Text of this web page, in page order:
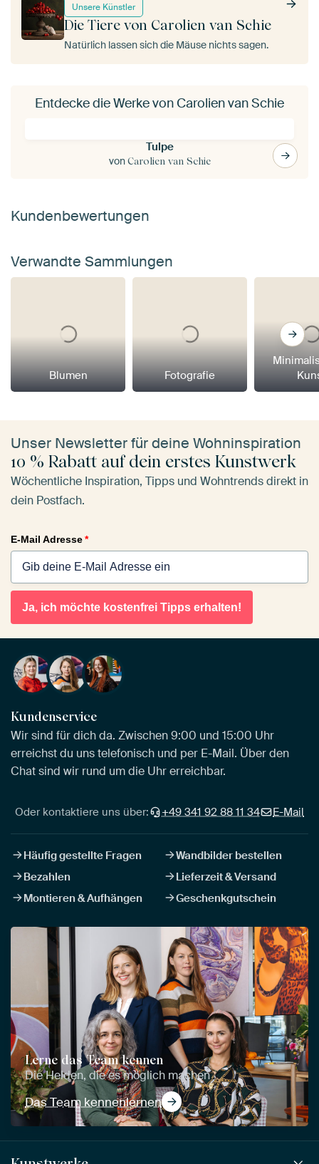
Unsere Künstler
Die Tiere von Carolien van Schie
Natürlich lassen sich die Mäuse nichts sagen.
Entdecke die Werke von Carolien van Schie
Tulpe
vonCarolien van Schie
Kundenbewertungen
Verwandte Sammlungen
Blumen Fotografie
Unser Newsletter für deine Wohninspiration
10 % Rabatt auf dein erstes Kunstwerk
Wöchentliche Inspiration, Tipps und Wohntrends direkt in
dein Postfach.
E-Mail Adresse*
Ja, ich möchte kostenfrei Tipps erhalten!
Kundenservice
Wir sind für dich da. Zwischen 9:00 und 15:00 Uhr
erreichst du uns telefonisch und per E-Mail. Über den
Chat sind wir rund um die Uhr erreichbar.
Oder kontaktiere uns über: +49 341 92 88 11 34 E-Mail
Häufig gestellte Fragen
Wandbilder bestellen
Bezahlen
Lieferzeit & Versand
Montieren & Aufhängen
Geschenkgutschein
Lerne das Team kennen
Die Helden, die es möglich machen
Das Team kennenlernen